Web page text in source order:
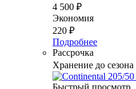
4 500 ₽
Экономия
220 ₽
Подробнее
Рассрочка
Хранение до сезона